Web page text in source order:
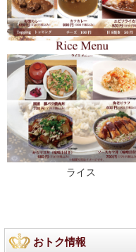
ライス
おトク情報